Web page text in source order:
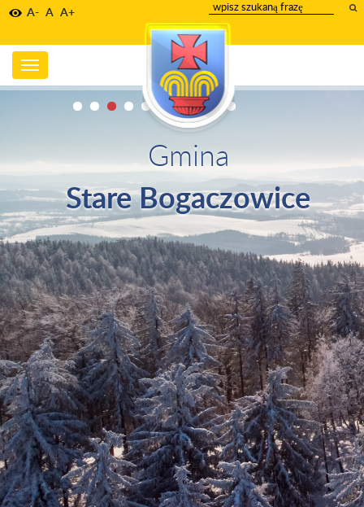
A- A A+
wpisz
szukany
tekst
Toggle
navigation
Gmina
Stare Bogaczowice